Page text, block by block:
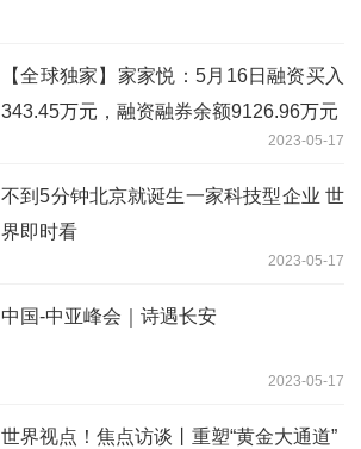
【全球独家】家家悦：5月16日融资买入
343.45万元，融资融券余额9126.96万元
2023-05-17
不到5分钟北京就诞生一家科技型企业 世
界即时看
2023-05-17
中国-中亚峰会｜诗遇长安
2023-05-17
世界视点！焦点访谈丨重塑“黄金大通道”